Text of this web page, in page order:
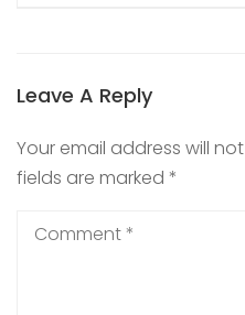
Leave A Reply
Your email address will
fields are marked *